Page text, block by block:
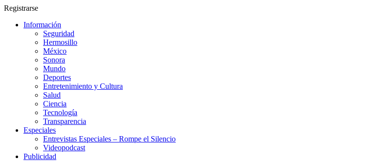
Registrarse
Información
Seguridad
Hermosillo
México
Sonora
Mundo
Deportes
Entretenimiento y Cultura
Salud
Ciencia
Tecnología
Transparencia
Especiales
Entrevistas Especiales – Rompe el Silencio
Videopodcast
Publicidad